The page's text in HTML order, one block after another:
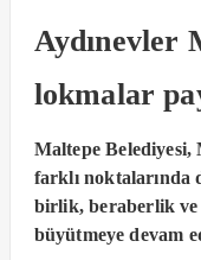
Aydınevler
lokmalar
Maltepe Belediyesi,
farklı noktalarında
birlik, beraberlik ve
büyütmeye devam